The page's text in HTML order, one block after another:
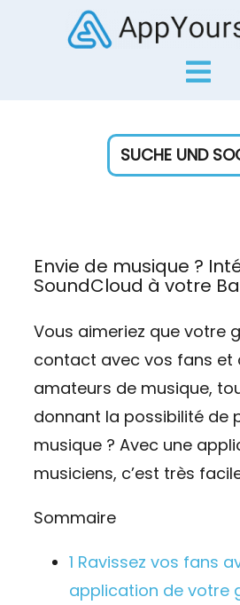
Envie de musique ?
SoundCloud à votre
Vous aimeriez que votre
contact avec vos fans et
amateurs de musique,
donnant la possibilité de
musique ? Avec une
musiciens, c’est très
Sommaire
1 Ravissez vos fans
application de votre
SUCHE UND